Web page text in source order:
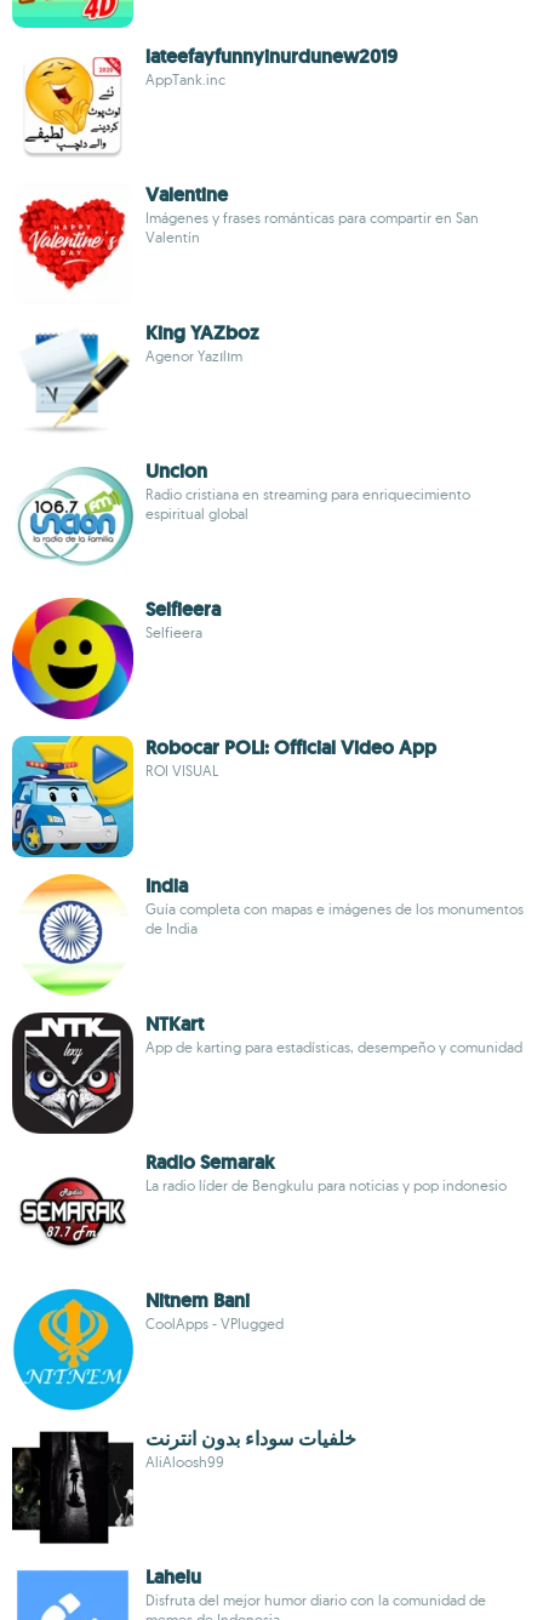
lateefayfunnyinurdunew2019
AppTank.inc
Valentine
Imágenes y frases románticas para compartir en San
Valentín
King YAZboz
Agenor Yazılım
Uncion
Radio cristiana en streaming para enriquecimiento
espiritual global
Selfieera
Selfieera
Robocar POLI: Official Video App
ROI VISUAL
India
Guía completa con mapas e imágenes de los monumentos
de India
NTKart
App de karting para estadísticas, desempeño y comunidad
Radio Semarak
La radio líder de Bengkulu para noticias y pop indonesio
Nitnem Bani
CoolApps - VPlugged
خلفيات سوداء بدون انترنت
AliAloosh99
Lahelu
Disfruta del mejor humor diario con la comunidad de